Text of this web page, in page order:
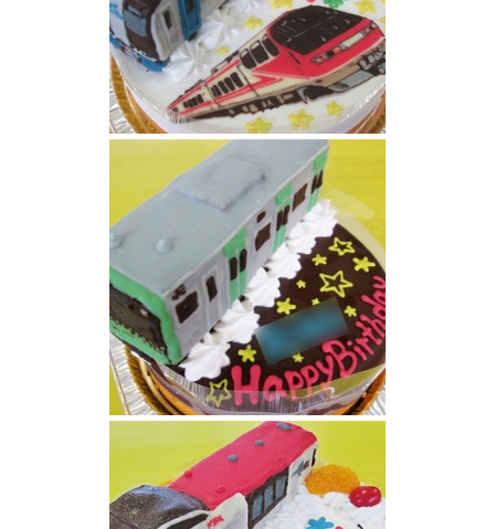
ミュースカイとパノラマスーパー電車ケーキ
新型山手線電車ケーキ